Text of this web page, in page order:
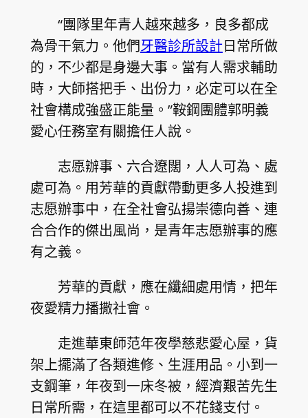
“團隊里年青人越來越多，良多都成
為骨干氣力。他們牙醫診所設計日常所做
的，不少都是身邊大事。當有人需求輔助
時，大師搭把手、出份力，必定可以在全
社會構成強盛正能量。”鞍鋼團體郭明義
愛心任務室有關擔任人說。
志愿辦事、六合遼闊，人人可為、處
處可為。用芳華的貢獻帶動更多人投進到
志愿辦事中，在全社會弘揚崇德向善、連
合合作的傑出風尚，是青年志愿辦事的應
有之義。
芳華的貢獻，應在纖細處用情，把年
夜愛精力播撒社會。
走進華東師范年夜學慈悲愛心屋，貨
架上擺滿了各類進修、生涯用品。小到一
支鋼筆，年夜到一床冬被，經濟艱苦先生
日常所需，在這里都可以不花錢支付。